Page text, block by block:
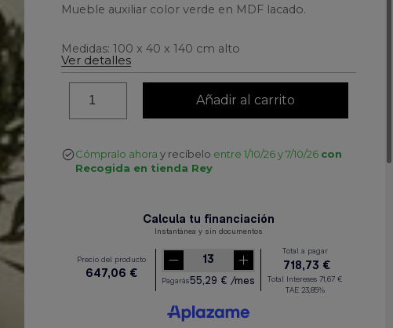
Mueble auxiliar color verde en MDF lacado.
Medidas: 100 x 40 x 140 cm alto
Ver detalles
Añadir al carrito
Cómpralo ahora y recíbelo entre 1/10/26 y 7/10/26 con
Recogida en tienda Rey